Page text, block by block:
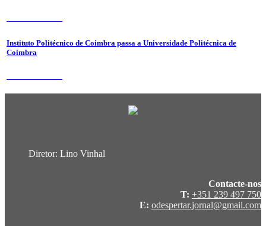
Instituto Politécnico de Coimbra passa a Universidade Politécnica de
Coimbra
Diretor: Lino Vinhal
Contacte-nos
T: +351 239 497 750
E: odespertar.jornal@gmail.com